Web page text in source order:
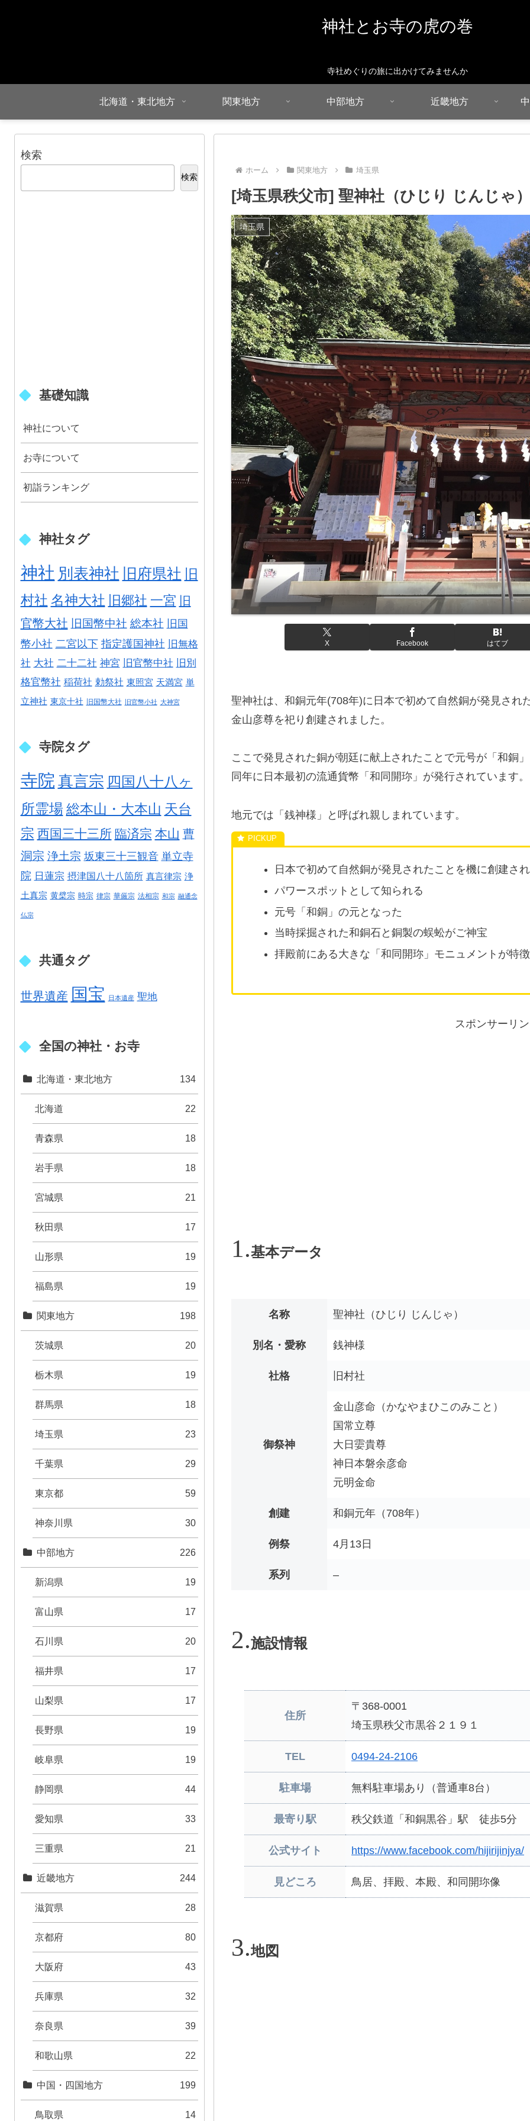
神社とお寺の虎の巻
寺社めぐりの旅に出かけてみませんか
北海道・東北地方 関東地方 中部地方 近畿地方
ホーム 関東地方 埼玉県
[埼玉県秩父市] 聖神社（ひじり じんじゃ）
埼玉県
X Facebook はてブ
聖神社は、和銅元年(708年)に日本で初めて自然銅が発見され
金山彦尊を祀り創建されました。
ここで発見された銅が朝廷に献上されたことで元号が「和銅」
同年に日本最初の流通貨幣「和同開珎」が発行されています。
地元では「銭神様」と呼ばれ親しまれています。
日本で初めて自然銅が発見されたことを機に創建さ
パワースポットとして知られる
元号「和銅」の元となった
当時採掘された和銅石と銅製の蜈蚣がご神宝
拝殿前にある大きな「和同開珎」モニュメントが特徴
スポンサーリ
基本データ
名称 聖神社（ひじり じんじゃ）
別名・愛称 銭神様
社格 旧村社
御祭神
金山彦命（かなやまひこのみこと）
国常立尊
大日孁貴尊
神日本磐余彦命
元明金命
創建 和銅元年（708年）
例祭 4月13日
系列 –
施設情報
住所
〒368-0001
埼玉県秩父市黒谷２１９１
TEL 0494-24-2106
駐車場 無料駐車場あり（普通車8台）
最寄り駅 秩父鉄道「和銅黒谷」駅 徒歩5分
公式サイト https://www.facebook.com/hijirijinjya/
見どころ 鳥居、拝殿、本殿、和同開珎像
地図
検索
検索
基礎知識
神社について
お寺について
初詣ランキング
神社タグ
神社 別表神社 旧府県社 旧
村社 名神大社 旧郷社 一宮
旧
官幣大社
旧国幣中社 総本社
旧国
幣小社 二宮以下 指定護国神社 旧無格
社 大社 二十二社 神宮 旧官幣中社
旧別
格官幣社 稲荷社 勅祭社 東照宮 天満宮 単
立神社 東京十社 旧国幣大社 旧官幣小社 大神宮
寺院タグ
寺院 真言宗 四国八十八ヶ
所霊場 総本山・大本山 天台
宗 西国三十三所 臨済宗 本山 曹
洞宗 浄土宗 坂東三十三観音 単立寺
院 日蓮宗 摂津国八十八箇所 真言律宗 浄
土真宗 黄檗宗 時宗 律宗 華厳宗 法相宗 和宗 融通念
仏宗
共通タグ
世界遺産 国宝 日本遺産 聖地
全国の神社・お寺
北海道・東北地方 134
北海道 22
青森県 18
岩手県 18
宮城県 21
秋田県 17
山形県 19
福島県 19
関東地方 198
茨城県 20
栃木県 19
群馬県 18
埼玉県 23
千葉県 29
東京都 59
神奈川県 30
中部地方 226
新潟県 19
富山県 17
石川県 20
福井県 17
山梨県 17
長野県 19
岐阜県 19
静岡県 44
愛知県 33
三重県 21
近畿地方 244
滋賀県 28
京都府 80
大阪府 43
兵庫県 32
奈良県 39
和歌山県 22
中国・四国地方 199
鳥取県 14